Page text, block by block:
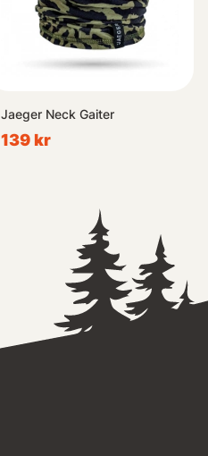
Jaeger Neck Gaiter
139 kr